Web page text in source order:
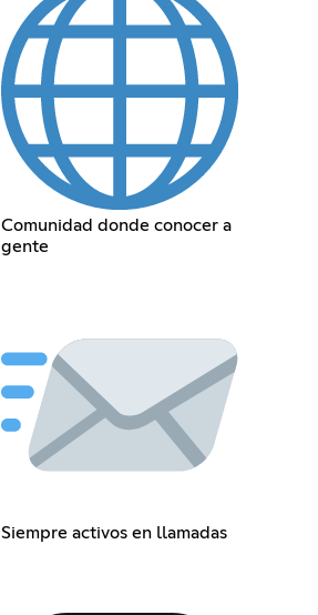
Comunidad donde conocer a
gente
Siempre activos en llamadas